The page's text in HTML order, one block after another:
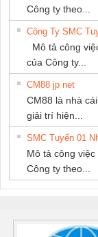
Công ty theo...
Công Ty SMC
Mô tả công
của Công ty...
CM88 jp net
CM88 là nhà
giải trí hiện...
SMC Tuyển 01
Mô tả công
Công ty theo...